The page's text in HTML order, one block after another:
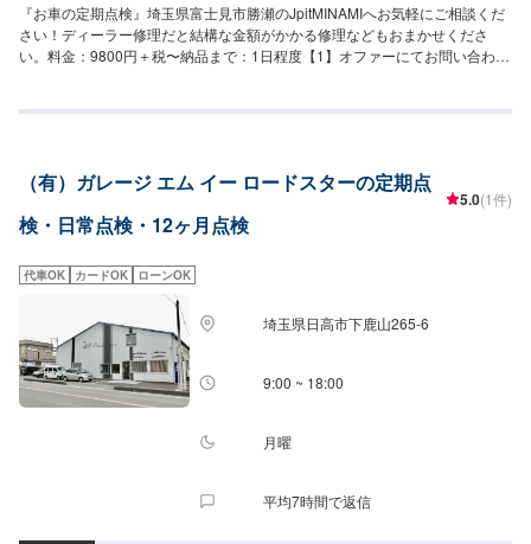
『お車の定期点検』埼玉県富士見市勝瀬のJpitMINAMIへお気軽にご相談くだ
さい！ディーラー修理だと結構な金額がかかる修理などもおまかせくださ
い。料金：9800円＋税〜納品まで：1日程度【1】オファーにてお問い合わせ
い、そんな経験はございませんか？ジェイピットミナミでは、ネットで購入
の作業中は代車をご利用ください。※代車の燃料代はお客様にご負担いただい
ております。『営業時間・定休日』営業時間：8:30〜18:00定休日：日・祝・
第一月曜
（有）ガレージ エム イー ロードスターの定期点
検・日常点検・12ヶ月点検
5.0(1件)
代車OK カードOK ローンOK
埼玉県日高市下鹿山265-6
9:00 ~ 18:00
月曜
平均7時間で返信